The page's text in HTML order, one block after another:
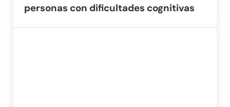
personas con dificultades cognitivas